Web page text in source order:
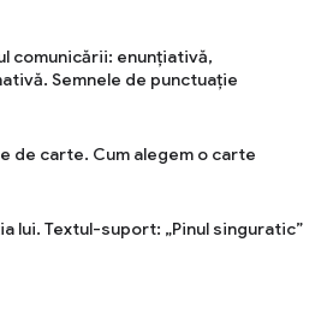
comunicării: enunțiativă,
Semnele de punctuație
de carte. Cum alegem o carte
lui. Textul-suport: „Pinul singuratic”